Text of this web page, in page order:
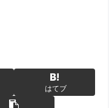
はてブ